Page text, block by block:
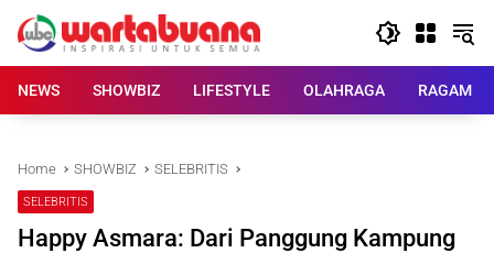
content
NEWS
SHOWBIZ LIFESTYLE OLAHRAGA RAGAM
Home SHOWBIZ SELEBRITIS
SELEBRITIS
Happy Asmara: Dari Panggung Kampung